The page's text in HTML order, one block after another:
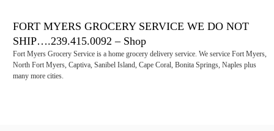
FORT MYERS GROCERY SERVICE WE DO NOT
SHIP….239.415.0092 – Shop
Fort Myers Grocery Service is a home grocery delivery service. We service Fort Myers,
North Fort Myers, Captiva, Sanibel Island, Cape Coral, Bonita Springs, Naples plus
many more cities.